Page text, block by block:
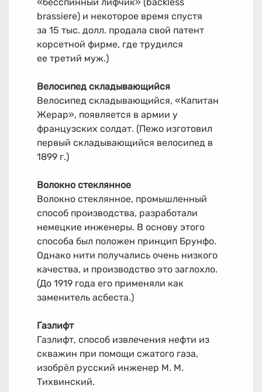
«бесспинный лифчик» (backless
brassiere) и некоторое время спустя
за 15 тыс. долл. продала свой патент
корсетной фирме, где трудился
ее третий муж.)
Велосипед складывающийся
Велосипед складывающийся, «Капитан
Жерар», появляется в армии у
французских солдат. (Пежо изготовил
первый складывающийся велосипед в
1899 г.)
Волокно стеклянное
Волокно стеклянное, промышленный
способ производства, разработали
немецкие инженеры. В основу этого
способа был положен принцип Брунфо.
Однако нити получались очень низкого
качества, и производство это заглохло.
(До 1919 года его применяли как
заменитель асбеста.)
Газлифт
Газлифт, способ извлечения нефти из
скважин при помощи сжатого газа,
изобрёл русский инженер М. М.
Тихвинский.